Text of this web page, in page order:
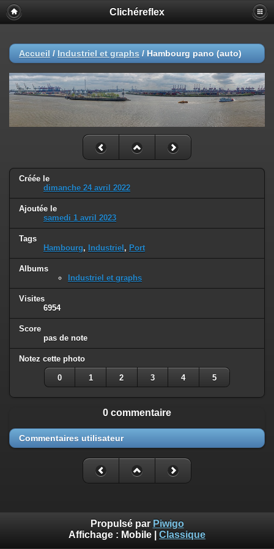
Clichéreflex
Accueil / Industriel et graphs / Hambourg pano (auto)
Créée le
dimanche 24 avril 2022
Ajoutée le
samedi 1 avril 2023
Tags
Hambourg, Industriel , Port
Albums
Industriel et graphs
Visites
6954
Score
pas de note
Notez cette photo
0 1 2 3 4 5
0 commentaire
Commentaires utilisateur
Propulsé par Piwigo
Affichage : Mobile Classique